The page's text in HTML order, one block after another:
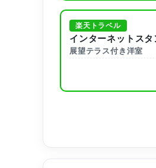
楽天トラベル
インターネットス
展望テラス付き洋室